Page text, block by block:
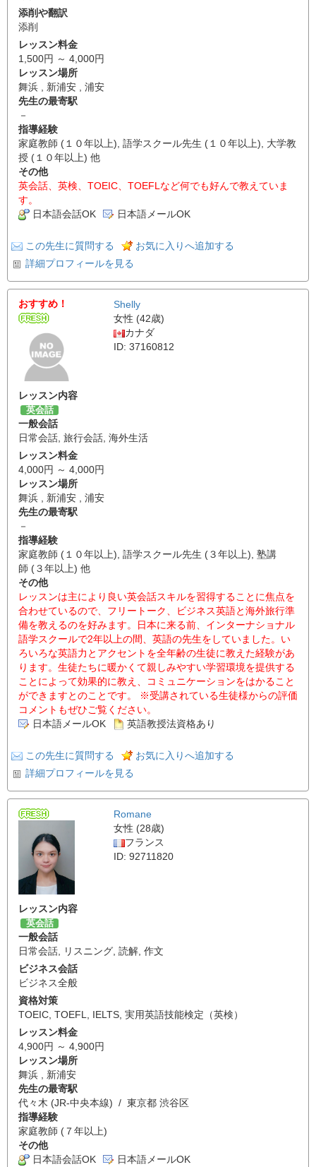
添削や翻訳
添削
レッスン料金
1,500円 ～ 4,000円
レッスン場所
舞浜 , 新浦安 , 浦安
先生の最寄駅
－
指導経験
家庭教師 (１０年以上), 語学スクール先生 (１０年以上), 大学教
授 (１０年以上) 他
その他
英会話、英検、TOEIC、TOEFLなど何でも好んで教えていま
す。
日本語会話OK
日本語メールOK
この先生に質問する
お気に入りへ追加する
詳細プロフィールを見る
おすすめ！
Shelly
女性 (42歳)
カナダ
ID: 37160812
レッスン内容
英会話
一般会話
日常会話 旅行会話 海外生活
レッスン料金
4,000円 ～ 4,000円
レッスン場所
舞浜 , 新浦安 , 浦安
先生の最寄駅
－
指導経験
家庭教師 (１０年以上), 語学スクール先生 (３年以上), 塾講
師 (３年以上) 他
その他
レッスンは主により良い英会話スキルを習得することに焦点を
合わせているので、フリートーク、ビジネス英語と海外旅行準
備を教えるのを好みます。日本に来る前、インターナショナル
語学スクールで2年以上の間、英語の先生をしていました。い
ろいろな英語力とアクセントを全年齢の生徒に教えた経験があ
ります。生徒たちに暖かくて親しみやすい学習環境を提供する
ことによって効果的に教え、コミュニケーションをはかること
ができますとのことです。 ※受講されている生徒様からの評価
コメントもぜひご覧ください。
日本語メールOK
英語教授法資格あり
この先生に質問する
お気に入りへ追加する
詳細プロフィールを見る
Romane
女性 (28歳)
フランス
ID: 92711820
レッスン内容
英会話
一般会話
日常会話
リスニング 読解 作文
ビジネス会話
ビジネス全般
資格対策
TOEIC TOEFL IELTS 実用英語技能検定（英検）
レッスン料金
4,900円 ～ 4,900円
レッスン場所
舞浜 , 新浦安
先生の最寄駅
代々木 (JR-中央本線) / 東京都 渋谷区
指導経験
家庭教師 (７年以上)
その他
日本語会話OK
日本語メールOK